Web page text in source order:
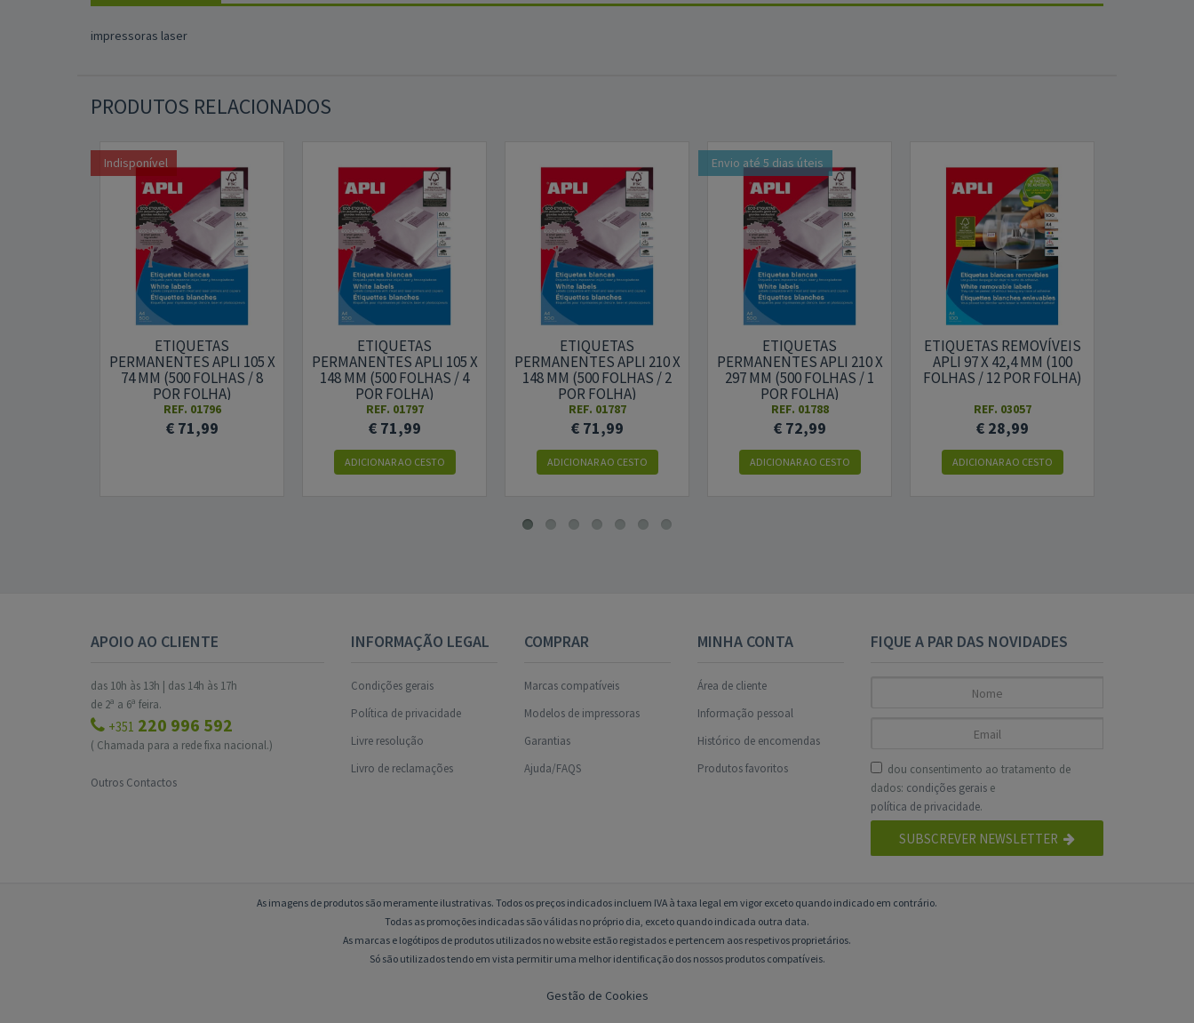
impressoras laser
PRODUTOS RELACIONADOS
Indisponível
ETIQUETAS
PERMANENTES APLI 105 X
74 MM (500 FOLHAS / 8
POR FOLHA)
REF. 01796
€ 71,99
ETIQUETAS
PERMANENTES APLI 105 X
148 MM (500 FOLHAS / 4
POR FOLHA)
REF. 01797
€ 71,99
ADICIONAR AO CESTO
ETIQUETAS
PERMANENTES APLI 210 X
148 MM (500 FOLHAS / 2
POR FOLHA)
REF. 01787
€ 71,99
ADICIONAR AO CESTO
Envio até 5 dias úteis
ETIQUETAS
PERMANENTES APLI 210 X
297 MM (500 FOLHAS / 1
POR FOLHA)
REF. 01788
€ 72,99
ADICIONAR AO CESTO
ETIQUETAS REMOVÍVEIS
APLI 97 X 42,4 MM (100
FOLHAS / 12 POR FOLHA)
REF. 03057
€ 28,99
ADICIONAR AO CESTO
APOIO AO CLIENTE
das 10h às 13h | das 14h às 17h
de 2ª a 6ª feira.
+351 220 996 592
( Chamada para a rede fixa nacional.)
Outros Contactos
INFORMAÇÃO LEGAL
Condições gerais
Política de privacidade
Livre resolução
Livro de reclamações
COMPRAR
Marcas compatíveis
Modelos de impressoras
Garantias
Ajuda/FAQS
MINHA CONTA
Área de cliente
Informação pessoal
Histórico de encomendas
Produtos favoritos
FIQUE A PAR DAS NOVIDADES
dou consentimento ao tratamento de
dados: condições geraise
política de privacidade.
SUBSCREVER NEWSLETTER
As imagens de produtos são meramente ilustrativas. Todos os preços indicados incluem IVA à taxa legal em vigor exceto quando indicado em contrário.
Todas as promoções indicadas são válidas no próprio dia, exceto quando indicada outra data.
As marcas e logótipos de produtos utilizados no website estão registados e pertencem aos respetivos proprietários.
Só são utilizados tendo em vista permitir uma melhor identificação dos nossos produtos compatíveis.
Gestão de Cookies